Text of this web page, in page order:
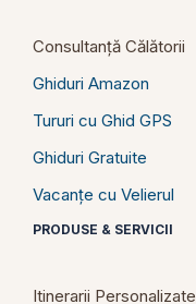
Consultanță Călătorii
Ghiduri Amazon
Tururi cu Ghid GPS
Ghiduri Gratuite
Vacanțe cu Velierul
PRODUSE & SERVICII
Itinerarii Personalizate